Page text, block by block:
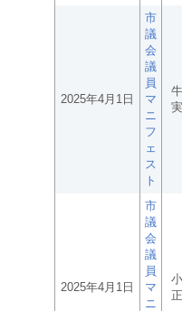
2025年4月1日
市
議
会
議
員
マ
ニ
フ
ェ
ス
ト
2025年4月1日
市
議
会
議
員
マ
ニ